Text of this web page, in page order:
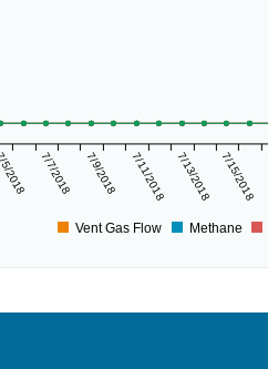
7/7/2018 7/9/2018 7/11/2018 7/13/2018 7/15/2018
Vent Gas Flow Methane